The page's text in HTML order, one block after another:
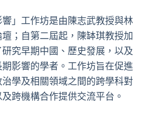
響」工作坊是由陳志武教授與林
；自第二屆起，陳缽琪教授加
究早期中國、歷史發展，以及
影響的學者。工作坊旨在促進
學及相關領域之間的跨學科對
跨機構合作提供交流平台。